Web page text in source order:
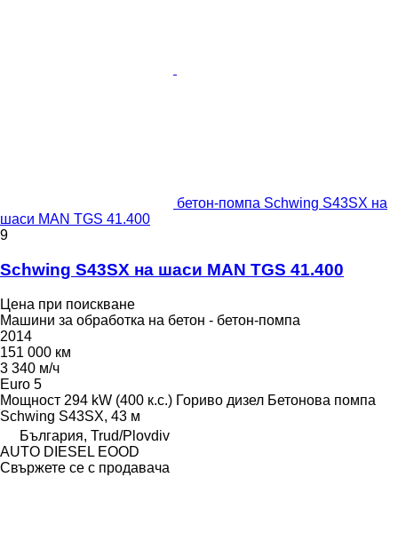
бетон-помпа Schwing S43SX на
шаси MAN TGS 41.400
9
Schwing S43SX на шаси MAN TGS 41.400
Цена при поискване
Машини за обработка на бетон - бетон-помпа
2014
151 000 км
3 340 м/ч
Euro 5
Мощност 294 kW (400 к.с.) Гориво дизел Бетонова помпа
Schwing S43SX, 43 м
България, Trud/Plovdiv
AUTO DIESEL EOOD
Свържете се с продавача